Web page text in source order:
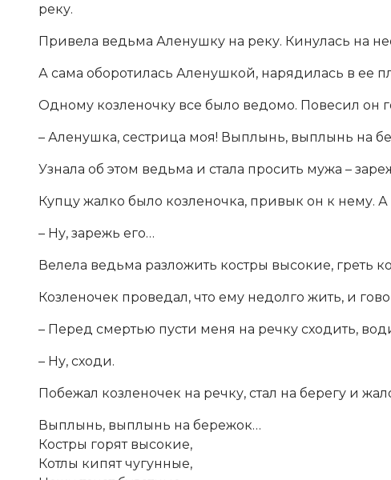
реку.
Привела ведьма Аленушку на реку. Кинулась на
А сама оборотилась Аленушкой, нарядилась в ее
Одному козленочку все было ведомо. Повесил он
– Аленушка, сестрица моя! Выплынь, выплынь на
Узнала об этом ведьма и стала просить мужа –
Купцу жалко было козленочка, привык он к нему. А
– Ну, зарежь его…
Велела ведьма разложить костры высокие, греть
Козленочек проведал, что ему недолго жить, и
– Перед смертью пусти меня на речку сходить,
– Ну, сходи.
Побежал козленочек на речку, стал на берегу и
Выплынь, выплынь на бережок…
Костры горят высокие,
Котлы кипят чугунные,